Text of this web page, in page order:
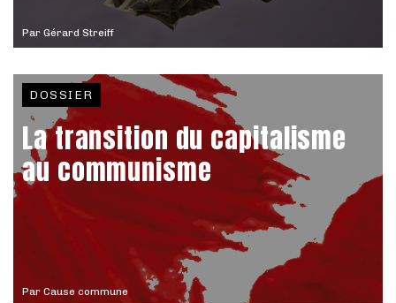
Par Gérard Streiff
Par Cause commune
DOSSIER
La transition du capitalisme
au communisme